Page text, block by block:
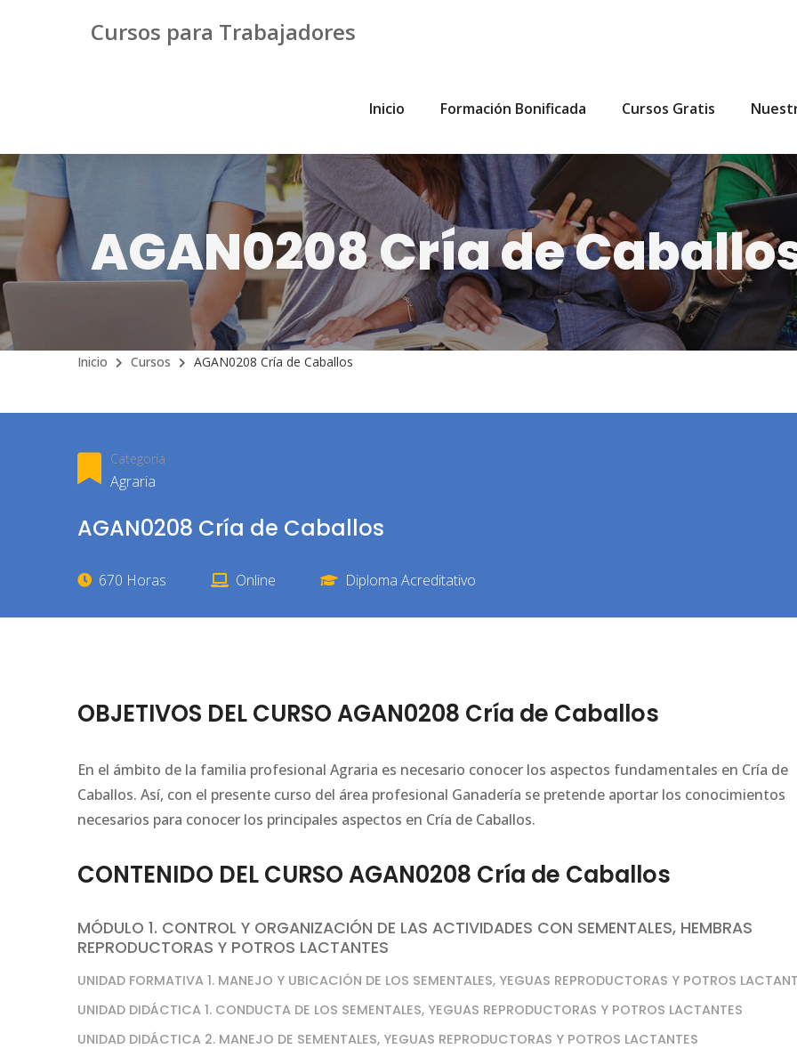
Cursos para Trabajadores
Inicio Formación Bonificada Cursos Gratis
AGAN0208 Cría de
Inicio Cursos AGAN0208 Cría de Caballos
Categoría
Agraria
AGAN0208 Cría de Caballos
670 Horas Online Diploma Acreditativo
OBJETIVOS DEL CURSO AGAN0208 Cría de Caballos
En el ámbito de la familia profesional Agraria es necesario conocer los aspectos fundamentales en Cría de
Caballos. Así, con el presente curso del área profesional Ganadería se pretende aportar los conocimientos
necesarios para conocer los principales aspectos en Cría de Caballos.
CONTENIDO DEL CURSO AGAN0208 Cría de Caballos
MÓDULO 1. CONTROL Y ORGANIZACIÓN DE LAS ACTIVIDADES CON SEMENTALES, HEMBRAS
REPRODUCTORAS Y POTROS LACTANTES
UNIDAD FORMATIVA 1. MANEJO Y UBICACIÓN DE LOS SEMENTALES, YEGUAS REPRODUCTORAS Y POTROS
UNIDAD DIDÁCTICA 1. CONDUCTA DE LOS SEMENTALES, YEGUAS REPRODUCTORAS Y POTROS LACTANTES
UNIDAD DIDÁCTICA 2. MANEJO DE SEMENTALES, YEGUAS REPRODUCTORAS Y POTROS LACTANTES